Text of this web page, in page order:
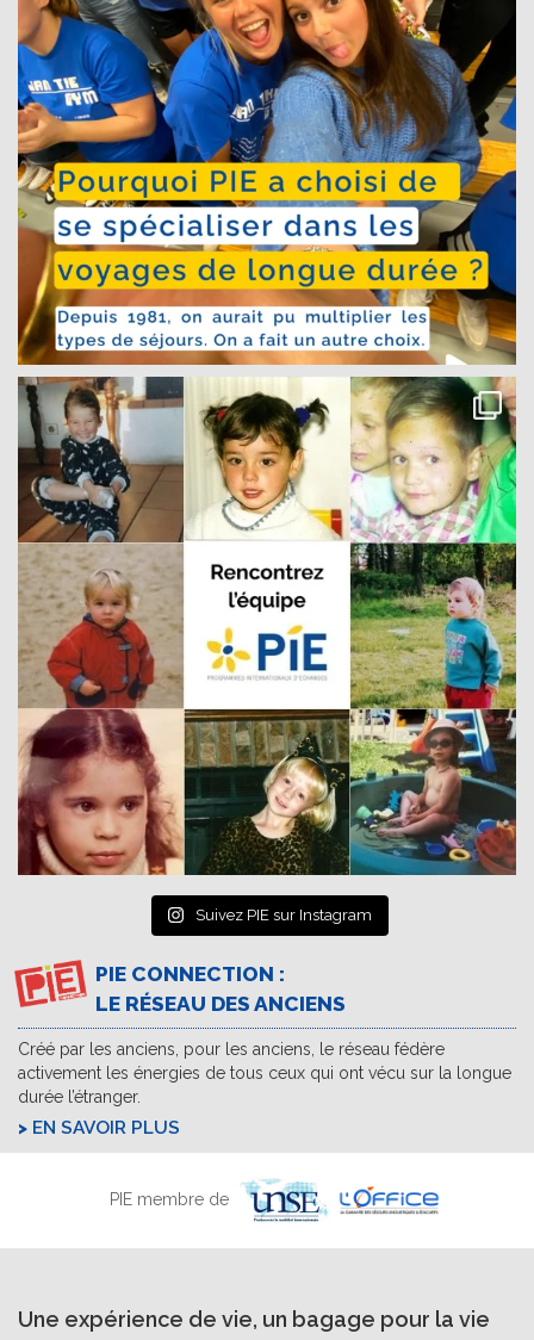
Suivez PIE sur Instagram
PIE CONNECTION :
LE RÉSEAU DES ANCIENS
Créé par les anciens, pour les anciens, le réseau fédère
activement les énergies de tous ceux qui ont vécu sur la longue
durée l’étranger.
EN SAVOIR PLUS
PIE membre de
Une expérience de vie, un bagage pour la vie